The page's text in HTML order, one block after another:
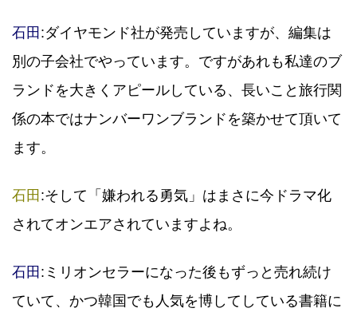
石田 :ダイヤモンド社が発売していますが、編集は
別の子会社でやっています。ですがあれも私達のブ
ランドを大きくアピールしている、長いこと旅行関
係の本ではナンバーワンブランドを築かせて頂いて
ます。
石田 :そして「嫌われる勇気」はまさに今ドラマ化
されてオンエアされていますよね。
石田 :ミリオンセラーになった後もずっと売れ続け
ていて、かつ韓国でも人気を博してしている書籍に